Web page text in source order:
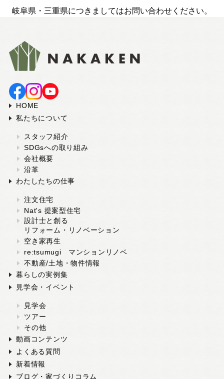
岐阜県・三重県につきましてはお問い合わせください。
HOME
私たちについて
スタッフ紹介
SDGsへの取り組み
会社概要
沿革
わたしたちの仕事
注文住宅
Nat's 提案型住宅
設計士と創る
リフォーム・リノベーション
空き家再生
re:tsumugi マンションリノベ
不動産/土地・物件情報
暮らしの実例集
見学会・イベント
見学会
ツアー
その他
動画コンテンツ
よくある質問
新着情報
ブログ・家づくりコラム